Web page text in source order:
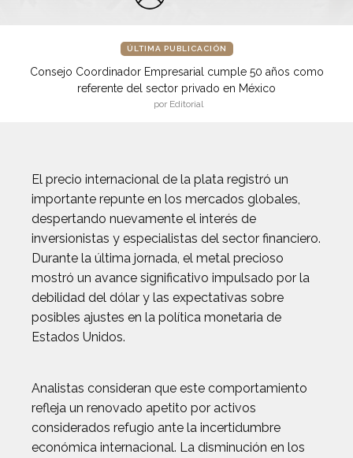
ÚLTIMA PUBLICACIÓN
Consejo Coordinador Empresarial cumple 50 años como
referente del sector privado en México
por Editorial
El precio internacional de la plata registró un
importante repunte en los mercados globales,
despertando nuevamente el interés de
inversionistas y especialistas del sector financiero.
Durante la última jornada, el metal precioso
mostró un avance significativo impulsado por la
debilidad del dólar y las expectativas sobre
posibles ajustes en la política monetaria de
Estados Unidos.
Analistas consideran que este comportamiento
refleja un renovado apetito por activos
considerados refugio ante la incertidumbre
económica internacional. La disminución en los